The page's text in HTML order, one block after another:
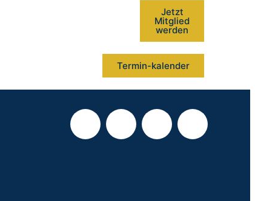
Jetzt
Mitglied
werden
Termin-kalender